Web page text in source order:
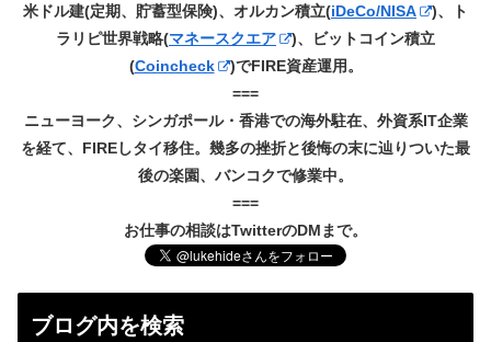
米ドル建(定期、貯蓄型保険)、オルカン積立(iDeCo/NISA
)、ト
ラリピ世界戦略(マネースクエア
)、ビットコイン積立
(Coincheck
)でFIRE資産運用。
===
ニューヨーク、シンガポール・香港での海外駐在、外資系IT企業
を経て、FIREしタイ移住。幾多の挫折と後悔の末に辿りついた最
後の楽園、バンコクで修業中。
===
お仕事の相談はTwitterのDMまで。
ブログ内を検索